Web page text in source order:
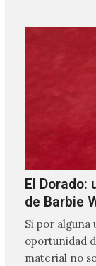
El Dorado:
de Barbie
Si por
oportunidad
material no